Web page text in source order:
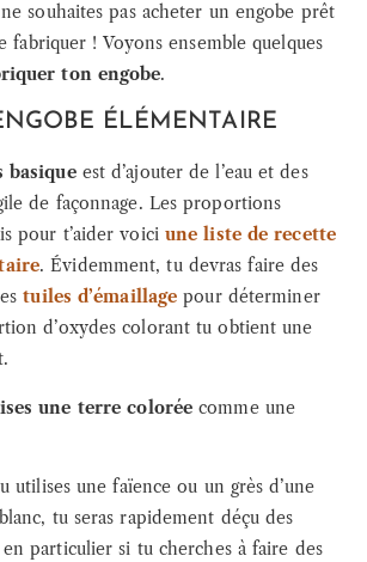
souhaites pas acheter un engobe prêt
fabriquer ! Voyons ensemble quelques
ton engobe.
ÉLÉMENTAIRE
basique est d’ajouter de l’eau et des
de façonnage. Les proportions
pour t’aider voici une liste de recette
. Évidemment, tu devras faire des
tuiles d’émaillage pour déterminer
d’oxydes colorant tu obtient une
une terre coloréecomme une
utilises une faïence ou un grès d’une
tu seras rapidement déçu des
particulier si tu cherches à faire des